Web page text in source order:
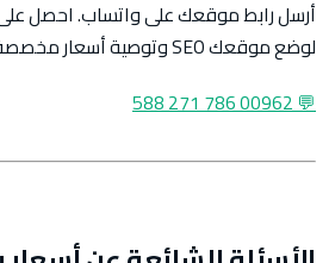
أرسل رابط موقعك على واتساب. احصل
لوضع موقعك SEO وتوصية أسعار مخصصة.
💬 00962 786 271 588